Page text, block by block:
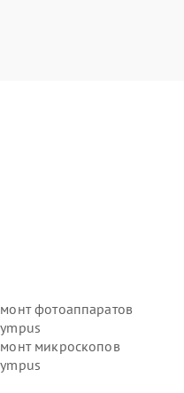
фотоаппаратов
микроскопов